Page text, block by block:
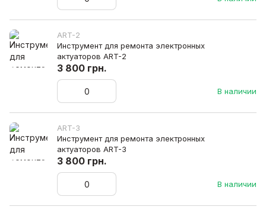
ART-2
Инструмент для ремонта электронных
актуаторов ART-2
В наличии
3 800 грн.
ART-3
Инструмент для ремонта электронных
актуаторов ART-3
В наличии
3 800 грн.